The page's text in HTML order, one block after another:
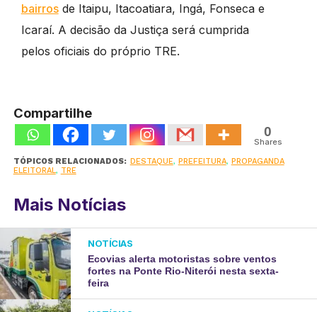
bairrosde Itaipu, Itacoatiara, Ingá, Fonseca e
Icaraí. A decisão da Justiça será cumprida
pelos oficiais do próprio TRE.
Compartilhe
0
Shares
TÓPICOS RELACIONADOS: DESTAQUE, PREFEITURA, PROPAGANDA
ELEITORAL, TRE
Mais Notícias
NOTÍCIAS
Ecovias alerta motoristas sobre ventos
fortes na Ponte Rio-Niterói nesta sexta-
feira